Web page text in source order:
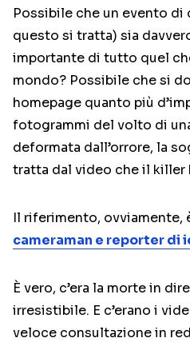
Possibile che un evento di
questo si tratta) sia
importante di tutto quel
mondo? Possibile che si
homepage quanto più
fotogrammi del volto di
deformata dall’orrore, la
tratta dal video che il killer
Il riferimento, ovviamente,
cameraman e reporter di
È vero, c’era la morte in
irresistibile. E c’erano i
veloce consultazione in